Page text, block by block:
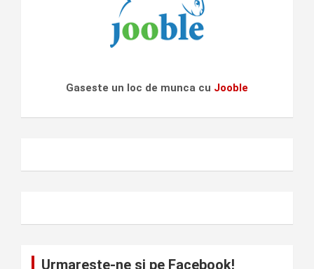
Gaseste un loc de munca cu Jooble
Urmareste-ne si pe Facebook!